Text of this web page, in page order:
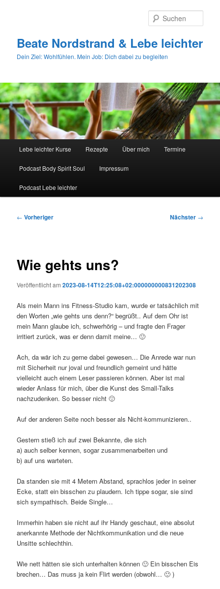
Beate Nordstrand & Lebe leichter
Dein Ziel: Wohlfühlen. Mein Job: Dich dabei zu begleiten
Lebe leichter Kurse Rezepte Über mich Termine
Podcast Body Spirit Soul Impressum
Podcast Lebe leichter
Beitragsnavigation
← Vorheriger Nächster →
Wie gehts uns?
Veröffentlicht am2023-08-14T12:25:08+02:000000000831202308
Als mein Mann ins Fitness-Studio kam, wurde er tatsächlich mit
den Worten „wie gehts uns denn?“ begrüßt.. Auf dem Ohr ist
mein Mann glaube ich, schwerhörig – und fragte den Frager
irritiert zurück, was er denn damit meine… 🙂
Ach, da wär ich zu gerne dabei gewesen… Die Anrede war nun
mit Sicherheit nur joval und freundlich gemeint und hätte
vielleicht auch einem Leser passieren können. Aber ist mal
wieder Anlass für mich, über die Kunst des Small-Talks
nachzudenken. So besser nicht 🙂
Auf der anderen Seite noch besser als Nicht-kommunizieren..
Gestern stieß ich auf zwei Bekannte, die sich
a) auch selber kennen, sogar zusammenarbeiten und
b) auf uns warteten.
Da standen sie mit 4 Metern Abstand, sprachlos jeder in seiner
Ecke, statt ein bisschen zu plaudern. Ich tippe sogar, sie sind
sich sympathisch. Beide Single…
Immerhin haben sie nicht auf ihr Handy geschaut, eine absolut
anerkannte Methode der Nichtkommunikation und die neue
Unsitte schlechthin.
Wie nett hätten sie sich unterhalten können 🙂 Ein bisschen Eis
brechen… Das muss ja kein Flirt werden (obwohl… 🙂 )